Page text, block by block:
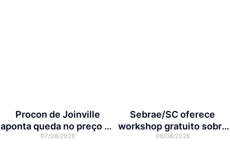
Procon de Joinville
aponta queda no preço da
cesta básica em agosto
07/08/2026
Sebrae/SC oferece
workshop gratuito sobre
franquias em Joinville
06/08/2026